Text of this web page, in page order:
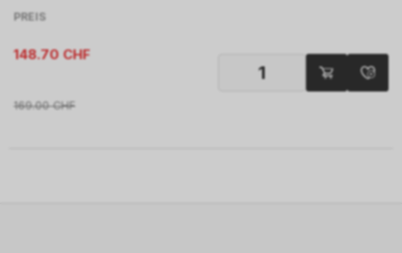
PREIS
148.70 CHF
169.00 CHF